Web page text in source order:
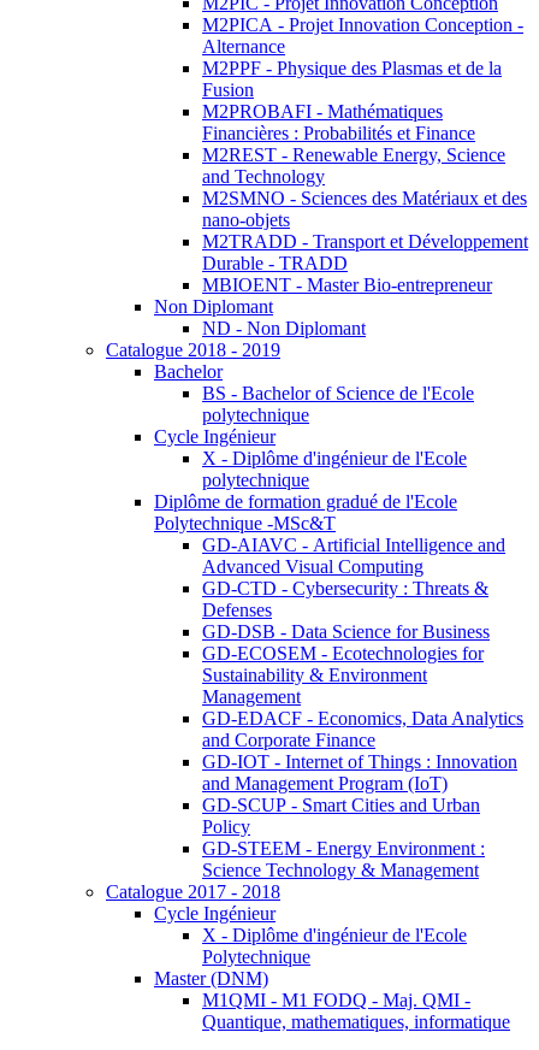
M2PICA - Projet Innovation Conception -
Alternance
M2PPF - Physique des Plasmas et de la
Fusion
M2PROBAFI - Mathématiques
Financières : Probabilités et Finance
M2REST - Renewable Energy, Science
and Technology
M2SMNO - Sciences des Matériaux et des
nano-objets
M2TRADD - Transport et Développement
Durable - TRADD
MBIOENT - Master Bio-entrepreneur
Non Diplomant
ND - Non Diplomant
Catalogue 2018 - 2019
Bachelor
BS - Bachelor of Science de l'Ecole
polytechnique
Cycle Ingénieur
X - Diplôme d'ingénieur de l'Ecole
polytechnique
Diplôme de formation gradué de l'Ecole
Polytechnique -MSc&T
GD-AIAVC - Artificial Intelligence and
Advanced Visual Computing
GD-CTD - Cybersecurity : Threats &
Defenses
GD-DSB - Data Science for Business
GD-ECOSEM - Ecotechnologies for
Sustainability & Environment
Management
GD-EDACF - Economics, Data Analytics
and Corporate Finance
GD-IOT - Internet of Things : Innovation
and Management Program (IoT)
GD-SCUP - Smart Cities and Urban
Policy
GD-STEEM - Energy Environment :
Science Technology & Management
Catalogue 2017 - 2018
Cycle Ingénieur
X - Diplôme d'ingénieur de l'Ecole
Polytechnique
Master (DNM)
M1QMI - M1 FODQ - Maj. QMI -
Quantique, mathematiques, informatique